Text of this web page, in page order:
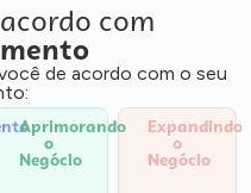
com
de acordo com o seu
Aprimorando
o
Negócio
Expandindo
o
Negócio